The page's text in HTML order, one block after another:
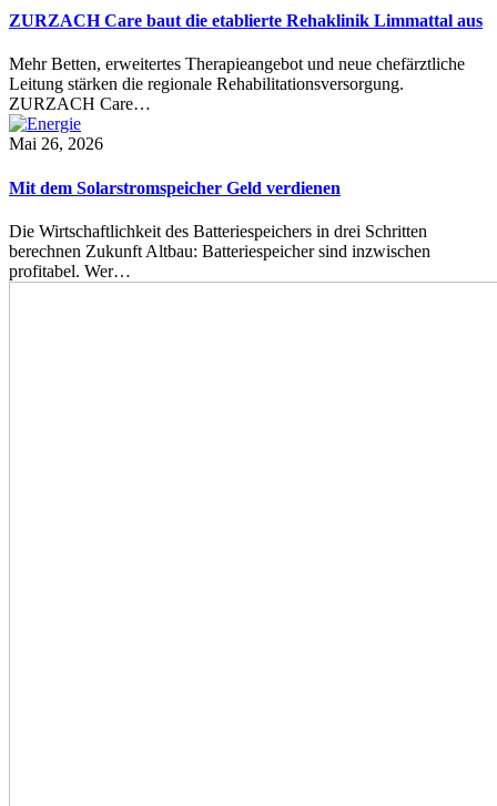
ZURZACH Care baut die etablierte Rehaklinik Limmattal aus
Mehr Betten, erweitertes Therapieangebot und neue chefärztliche
Leitung stärken die regionale Rehabilitationsversorgung.
ZURZACH Care…
Mai 26, 2026
Mit dem Solarstromspeicher Geld verdienen
Die Wirtschaftlichkeit des Batteriespeichers in drei Schritten
berechnen Zukunft Altbau: Batteriespeicher sind inzwischen
profitabel. Wer…